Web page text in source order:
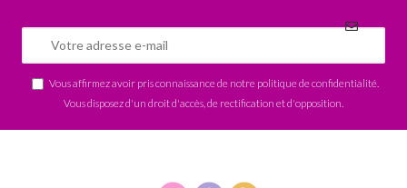
Vous affirmez avoir pris connaissance de notre politique de confidentialité
Vous disposez d'un droit d'accès, de rectification et d'opposition.